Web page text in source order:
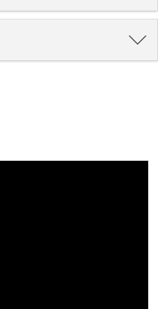
Årets Farge 2026!
Parkett